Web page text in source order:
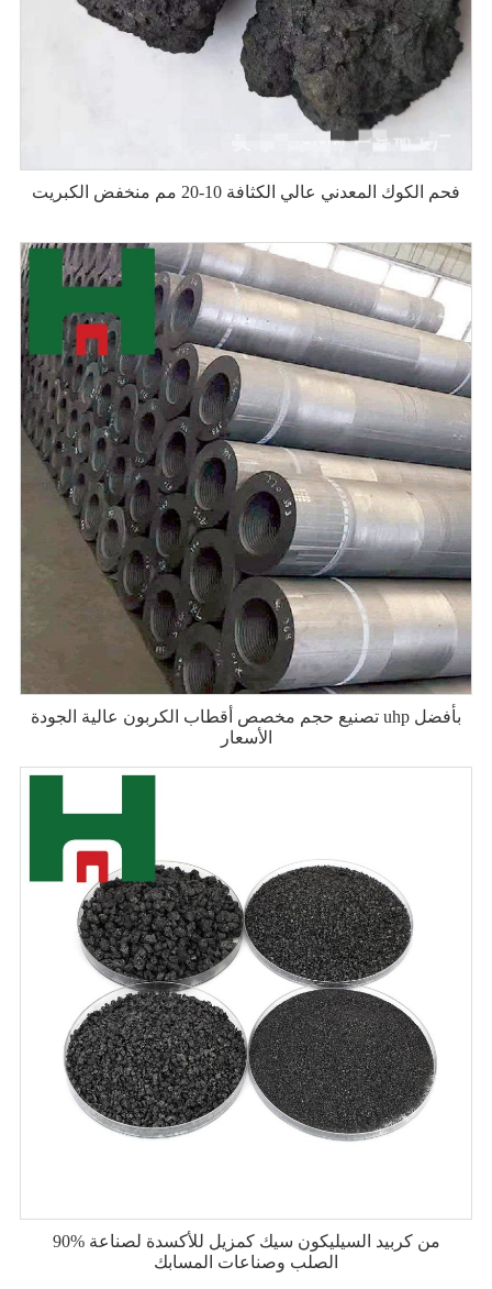
فحم الكوك المعدني عالي الكثافة 10-20 مم منخفض الكبريت
تصنيع حجم مخصص أقطاب الكربون عالية الجودة uhp بأفضل
الأسعار
90% من كربيد السيليكون سيك كمزيل للأكسدة لصناعة
الصلب وصناعات المسابك